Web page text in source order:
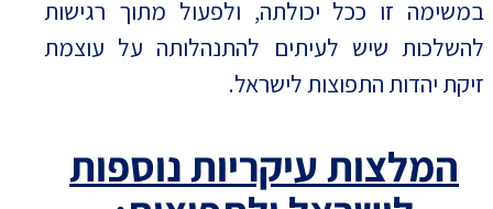
במשימה זו ככל יכולתה, ולפעול מתוך רגישות
להשלכות שיש לעיתים להתנהלותה על עוצמת
זיקת יהדות התפוצות לישראל.
המלצות עיקריות נוספות